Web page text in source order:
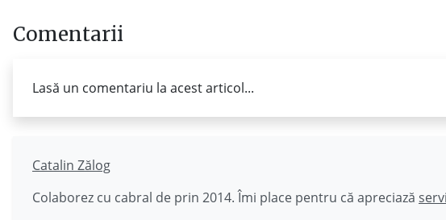
Comentarii
Lasă un comentariu la acest articol...
Catalin Zălog
Colaborez cu cabral de prin 2014. Îmi place pentru că apreciază